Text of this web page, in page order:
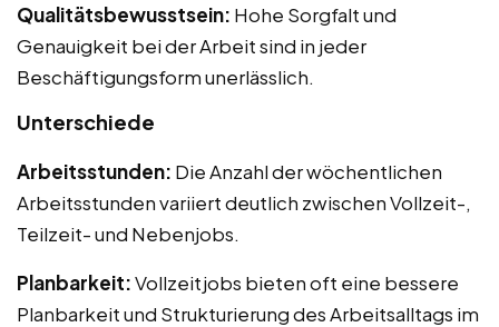
Qualitätsbewusstsein: Hohe Sorgfalt und
Genauigkeit bei der Arbeit sind in jeder
Beschäftigungsform unerlässlich.
Unterschiede
Arbeitsstunden: Die Anzahl der wöchentlichen
Arbeitsstunden variiert deutlich zwischen Vollzeit-,
Teilzeit- und Nebenjobs.
Planbarkeit:Vollzeitjobs bieten oft eine bessere
Planbarkeit und Strukturierung des Arbeitsalltags im